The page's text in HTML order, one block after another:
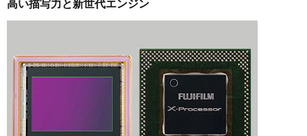
高い描写力と新世代エンジン